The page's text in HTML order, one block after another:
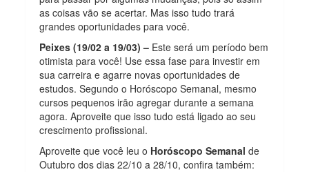
as coisas vão se acertar. Mas isso tudo trará
grandes oportunidades para você.
Peixes (19/02 a 19/03) – Este será um período bem
otimista para você! Use essa fase para investir em
sua carreira e agarre novas oportunidades de
estudos. Segundo o Horóscopo Semanal, mesmo
cursos pequenos irão agregar durante a semana
agora. Aproveite que isso tudo está ligado ao seu
crescimento profissional.
Aproveite que você leu o Horóscopo Semanal de
Outubro dos dias 22/10 a 28/10, confira também: